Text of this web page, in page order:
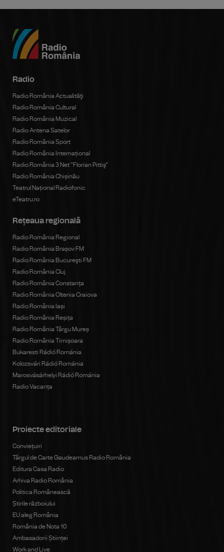
Radio
Radio România Actualităţi
Radio România Cultural
Radio România Muzical
Radio Antena Satelor
Radio România Sport
Radio România Internațional
Radio România 3 Net "Florian Pittiş"
Radio România Chișinău
Teatrul Național Radiofonic
eTeatru.ro
Rețeaua regională
Radio România Regional
Radio România Brașov FM
Radio România Bucureşti FM
Radio România Cluj
Radio România Constanța
Radio România Oltenia Craiova
Radio România Iași
Radio România Reșița
Radio România Târgu Mureș
Radio România Timișoara
Bukaresti Rádió Románia
Kolozsvári Rádió Románia
Marosvásárhelyi Rádió Románia
Radio Vacanța
Proiecte editoriale
Conviețuiri
Târgul de Carte Gaudeamus Radio România
Editura Casa Radio
Arhiva Radio România
Politica Românească
Știrile războiului
EU aleg România
România de Nota 10
Ambasadorii Științei
Work and Live